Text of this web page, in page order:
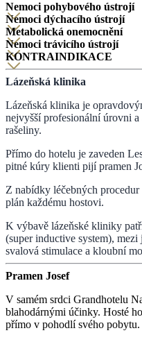
Nemoci pohybového ústrojí
Nemoci dýchacího ústrojí
Metabolická onemocnění
Nemoci trávicího ústrojí
KONTRAINDIKACE
Lázeňská klinika
Lázeňská klinika je
nejvyšší profesionální úrovni
rašeliny.
Přímo do hotelu je zaveden
pitné kúry klienti pijí pramen
Z nabídky léčebných
plán každému hostovi.
K výbavě lázeňské kliniky
(super inductive system),
svalová stimulace a kloubní
Pramen Josef
V samém srdci Grandhotelu
blahodárnými účinky. Hosté
přímo v pohodlí svého pobytu.